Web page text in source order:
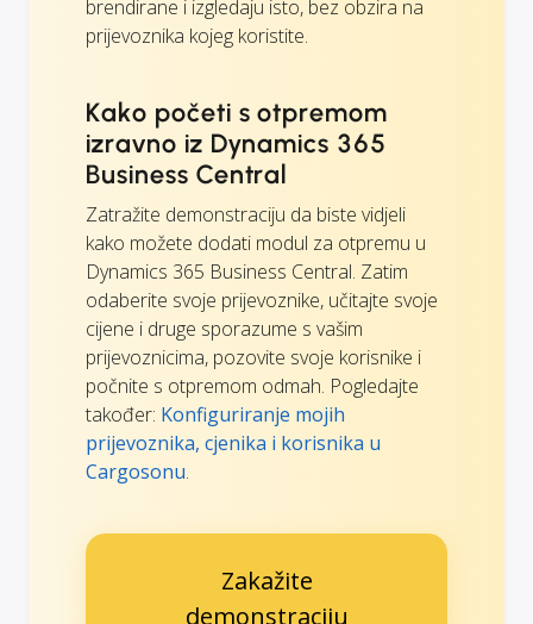
brendirane i izgledaju isto, bez obzira na
prijevoznika kojeg koristite.
Kako početi s otpremom
izravno iz Dynamics 365
Business Central
Zatražite demonstraciju da biste vidjeli
kako možete dodati modul za otpremu u
Dynamics 365 Business Central. Zatim
odaberite svoje prijevoznike, učitajte svoje
cijene i druge sporazume s vašim
prijevoznicima, pozovite svoje korisnike i
počnite s otpremom odmah. Pogledajte
također: Konfiguriranje mojih
prijevoznika, cjenika i korisnika u
Cargosonu.
Zakažite
demonstraciju